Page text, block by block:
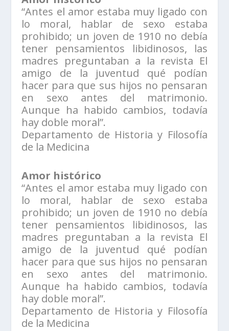
“Antes el amor estaba muy ligado con
lo moral, hablar de sexo estaba
prohibido; un joven de 1910 no debía
tener pensamientos libidinosos, las
madres preguntaban a la revista El
amigo de la juventud qué podían
hacer para que sus hijos no pensaran
en sexo antes del matrimonio.
Aunque ha habido cambios, todavía
hay doble moral”.
Departamento de Historia y Filosofía
de la Medicina
Amor histórico
“Antes el amor estaba muy ligado con
lo moral, hablar de sexo estaba
prohibido; un joven de 1910 no debía
tener pensamientos libidinosos, las
madres preguntaban a la revista El
amigo de la juventud qué podían
hacer para que sus hijos no pensaran
en sexo antes del matrimonio.
Aunque ha habido cambios, todavía
hay doble moral”.
Departamento de Historia y Filosofía
de la Medicina